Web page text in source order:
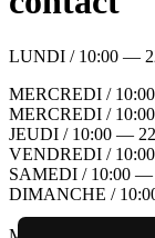
LUNDI / 10:00 —
MERCREDI /
MERCREDI /
JEUDI / 10:00 —
VENDREDI /
SAMEDI / 10:00 —
DIMANCHE /